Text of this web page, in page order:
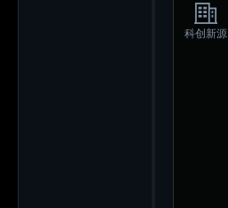
科创新源